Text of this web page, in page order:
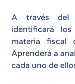
A través del
identificará
materia fiscal
Aprenderá a
cada uno de